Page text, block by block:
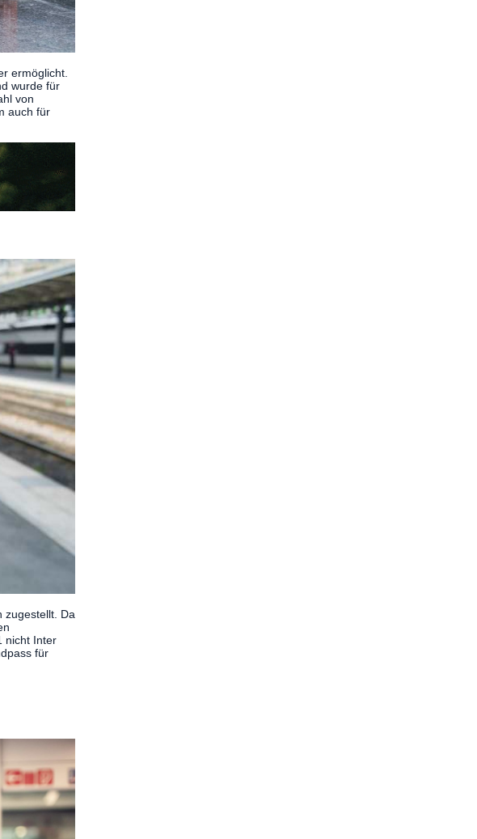
ermöglicht.
wurde für
von
auch für
zugestellt. Da
nicht Inter
für